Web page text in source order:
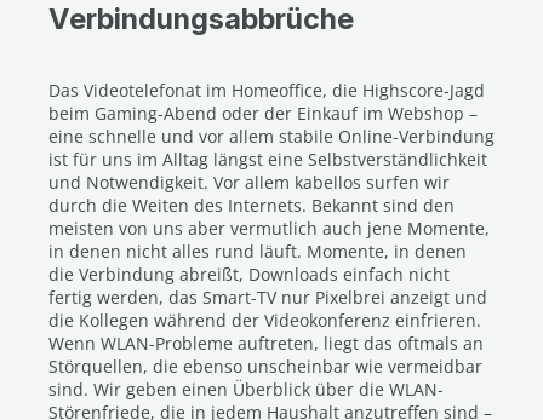
Verbindungsabbrüche
Das Videotelefonat im Homeoffice, die Highscore-Jagd
beim Gaming-Abend oder der Einkauf im Webshop –
eine schnelle und vor allem stabile Online-Verbindung
ist für uns im Alltag längst eine Selbstverständlichkeit
und Notwendigkeit. Vor allem kabellos surfen wir
durch die Weiten des Internets. Bekannt sind den
meisten von uns aber vermutlich auch jene Momente,
in denen nicht alles rund läuft. Momente, in denen
die Verbindung abreißt, Downloads einfach nicht
fertig werden, das Smart-TV nur Pixelbrei anzeigt und
die Kollegen während der Videokonferenz einfrieren.
Wenn WLAN-Probleme auftreten, liegt das oftmals an
Störquellen, die ebenso unscheinbar wie vermeidbar
sind. Wir geben einen Überblick über die WLAN-
Störenfriede, die in jedem Haushalt anzutreffen sind –